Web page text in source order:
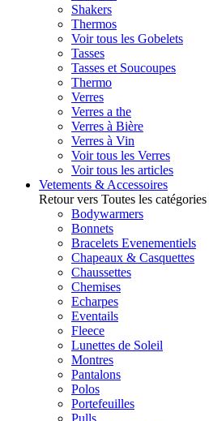
Shakers
Thermos
Voir tous les Gobelets
Tasses
Tasses et Soucoupes
Thermo
Verres
Verres a the
Verres à Bière
Verres à Vin
Voir tous les Verres
Voir tous les articles
Vetements & Accessoires
Retour vers Toutes les catégories
Bodywarmers
Bonnets
Bracelets Evenementiels
Chapeaux & Casquettes
Chaussettes
Chemises
Echarpes
Eventails
Fleece
Lunettes de Soleil
Montres
Pantalons
Polos
Portefeuilles
Pulls